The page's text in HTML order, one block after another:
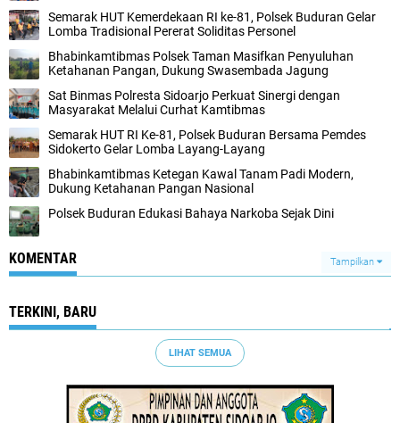
Semarak HUT Kemerdekaan RI ke-81, Polsek Buduran Gelar
Lomba Tradisional Pererat Soliditas Personel
Bhabinkamtibmas Polsek Taman Masifkan Penyuluhan
Ketahanan Pangan, Dukung Swasembada Jagung
Sat Binmas Polresta Sidoarjo Perkuat Sinergi dengan
Masyarakat Melalui Curhat Kamtibmas
Semarak HUT RI Ke-81, Polsek Buduran Bersama Pemdes
Sidokerto Gelar Lomba Layang-Layang
Bhabinkamtibmas Ketegan Kawal Tanam Padi Modern,
Dukung Ketahanan Pangan Nasional
Polsek Buduran Edukasi Bahaya Narkoba Sejak Dini
KOMENTAR Tampilkan
TERKINI, BARU
LIHAT SEMUA